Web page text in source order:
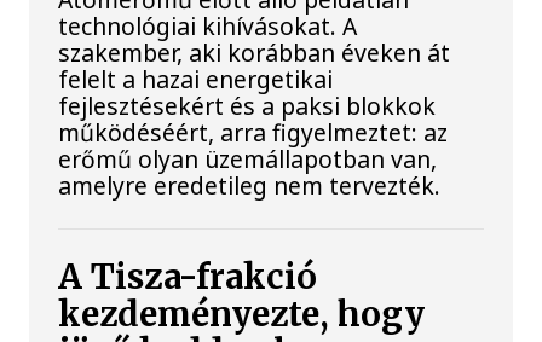
technológiai kihívásokat. A
szakember, aki korábban éveken át
felelt a hazai energetikai
fejlesztésekért és a paksi blokkok
működéséért, arra figyelmeztet: az
erőmű olyan üzemállapotban van,
amelyre eredetileg nem tervezték.
A Tisza-frakció
kezdeményezte, hogy